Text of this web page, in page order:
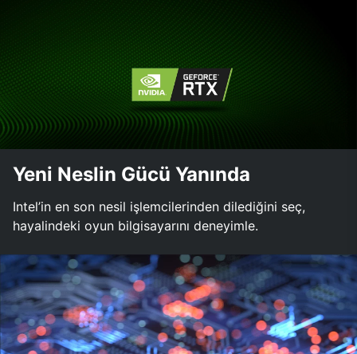
Yeni Neslin Gücü Yanında
Intel’in en son nesil işlemcilerinden dilediğini seç,
hayalindeki oyun bilgisayarını deneyimle.